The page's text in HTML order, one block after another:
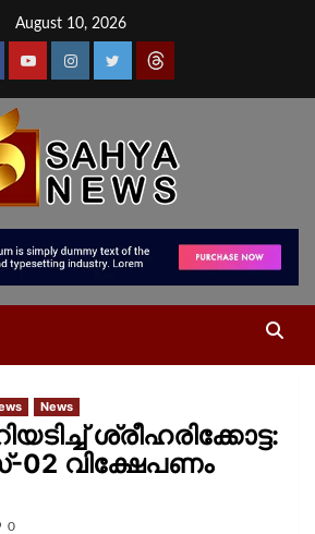
August 10, 2026
News
ശ്രീഹരിക്കോട്ട:
വിക്ഷേപണം
0